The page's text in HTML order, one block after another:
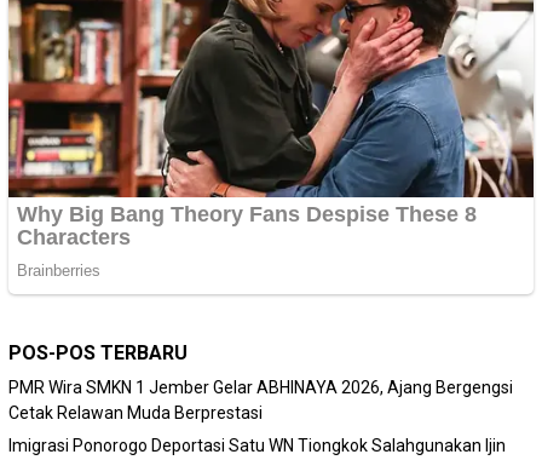
POS-POS TERBARU
PMR Wira SMKN 1 Jember Gelar ABHINAYA 2026, Ajang Bergengsi
Cetak Relawan Muda Berprestasi
Imigrasi Ponorogo Deportasi Satu WN Tiongkok Salahgunakan Ijin